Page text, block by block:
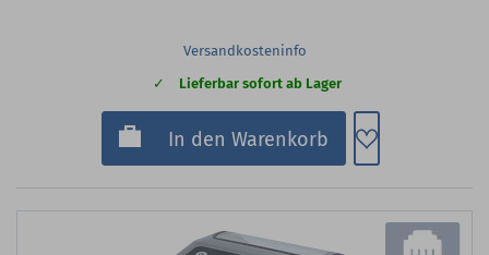
Versandkosteninfo
Lieferbar sofort ab Lager
In den Warenkorb Zum